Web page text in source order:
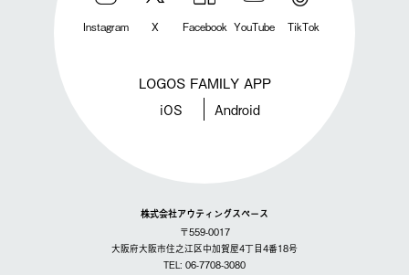
Instagram X Facebook YouTube TikTok
LOGOS FAMILY APP
iOS Android
株式会社アウティングスペース
〒559-0017
大阪府大阪市住之江区中加賀屋4丁目4番18号
TEL: 06-7708-3080